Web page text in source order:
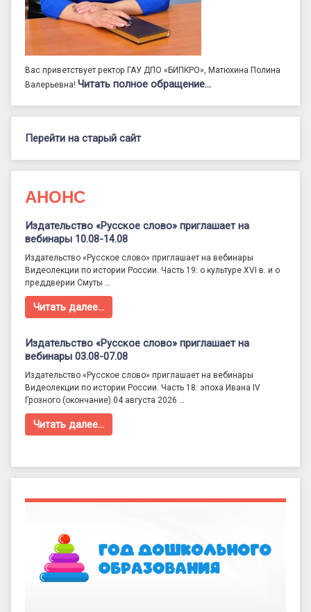
Вас приветствует ректор ГАУ ДПО «БИПКРО», Матюхина Полина
Валерьевна! Читать полное обращение…
Перейти на старый сайт
АНОНС
Издательство «Русское слово» приглашает на
вебинары 10.08-14.08
Издательство «Русское слово» приглашает на вебинары
Видеолекции по истории России. Часть 19: о культуре XVI в. и о
преддверии Смуты …
Читать далее…
Издательство «Русское слово» приглашает на
вебинары 03.08-07.08
Издательство «Русское слово» приглашает на вебинары
Видеолекции по истории России. Часть 18: эпоха Ивана IV
Грозного (окончание) 04 августа 2026 …
Читать далее…